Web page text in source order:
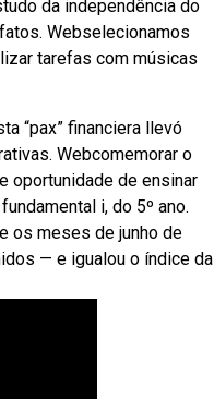
da independência do
Webselecionamos
tarefas com músicas
“pax” financiera llevó
Webcomemorar o
oportunidade de ensinar
i, do 5º ano.
os meses de junho de
— e igualou o índice da